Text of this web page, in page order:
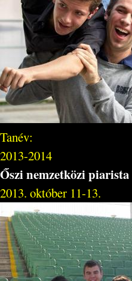
Tanév:
2013-2014
Őszi nemzetközi
2013. október 11-13.